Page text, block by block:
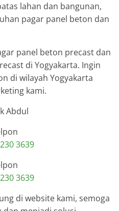
lahan dan bangunan,
pagar panel beton dan
panel beton precast dan
di Yogyakarta. Ingin
di wilayah Yogyakarta
kami.
Abdul
3639
3639
di website kami, semoga